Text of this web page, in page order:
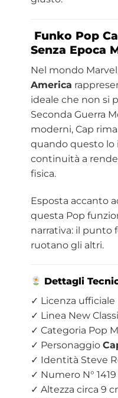
Funko Pop
Senza Epoca
Nel mondo
America
ideale che non si
Seconda Guerra
moderni, Cap
quando questo lo
continuità a
fisica.
Esposta accanto
questa Pop
narrativa: il punto
ruotano gli altri.
Dettagli
✓ Licenza ufficiale
✓ Linea New
✓ Categoria Pop
✓ Personaggio
✓ Identità Steve
✓ Numero N° 1419
✓ Altezza circa 9